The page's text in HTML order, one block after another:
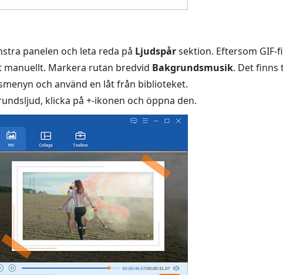
panelen och leta reda på Ljudspårsektion. Eftersom
Markera rutan bredvid Bakgrundsmusik. Det finns
och använd en låt från biblioteket.
klicka på +-ikonen och öppna den.